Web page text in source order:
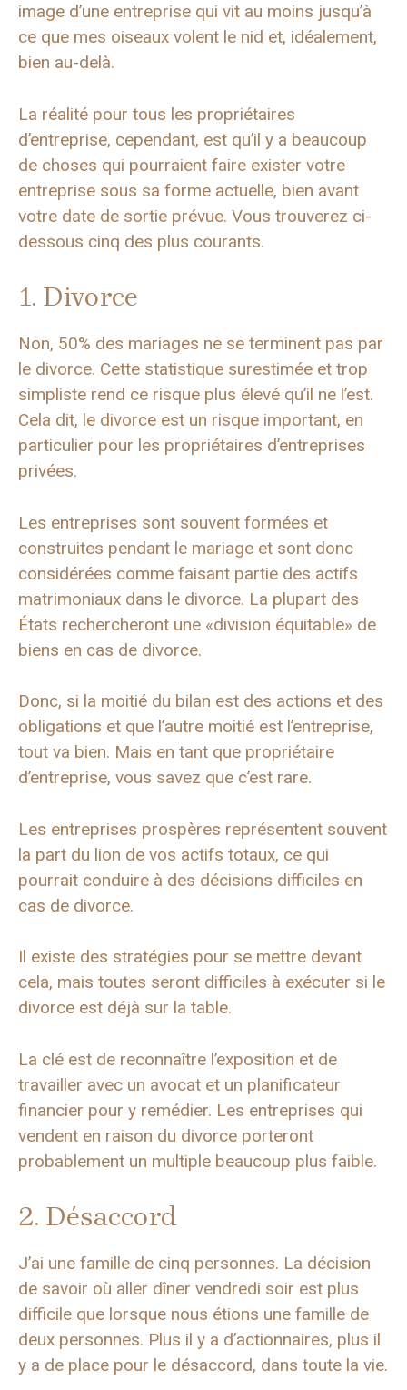
image d’une entreprise qui vit au moins jusqu’à
ce que mes oiseaux volent le nid et, idéalement,
bien au-delà.
La réalité pour tous les propriétaires
d’entreprise, cependant, est qu’il y a beaucoup
de choses qui pourraient faire exister votre
entreprise sous sa forme actuelle, bien avant
votre date de sortie prévue. Vous trouverez ci-
dessous cinq des plus courants.
1. Divorce
Non, 50% des mariages ne se terminent pas par
le divorce. Cette statistique surestimée et trop
simpliste rend ce risque plus élevé qu’il ne l’est.
Cela dit, le divorce est un risque important, en
particulier pour les propriétaires d’entreprises
privées.
Les entreprises sont souvent formées et
construites pendant le mariage et sont donc
considérées comme faisant partie des actifs
matrimoniaux dans le divorce. La plupart des
États rechercheront une «division équitable» de
biens en cas de divorce.
Donc, si la moitié du bilan est des actions et des
obligations et que l’autre moitié est l’entreprise,
tout va bien. Mais en tant que propriétaire
d’entreprise, vous savez que c’est rare.
Les entreprises prospères représentent souvent
la part du lion de vos actifs totaux, ce qui
pourrait conduire à des décisions difficiles en
cas de divorce.
Il existe des stratégies pour se mettre devant
cela, mais toutes seront difficiles à exécuter si le
divorce est déjà sur la table.
La clé est de reconnaître l’exposition et de
travailler avec un avocat et un planificateur
financier pour y remédier. Les entreprises qui
vendent en raison du divorce porteront
probablement un multiple beaucoup plus faible.
2. Désaccord
J’ai une famille de cinq personnes. La décision
de savoir où aller dîner vendredi soir est plus
difficile que lorsque nous étions une famille de
deux personnes. Plus il y a d’actionnaires, plus il
y a de place pour le désaccord, dans toute la vie.